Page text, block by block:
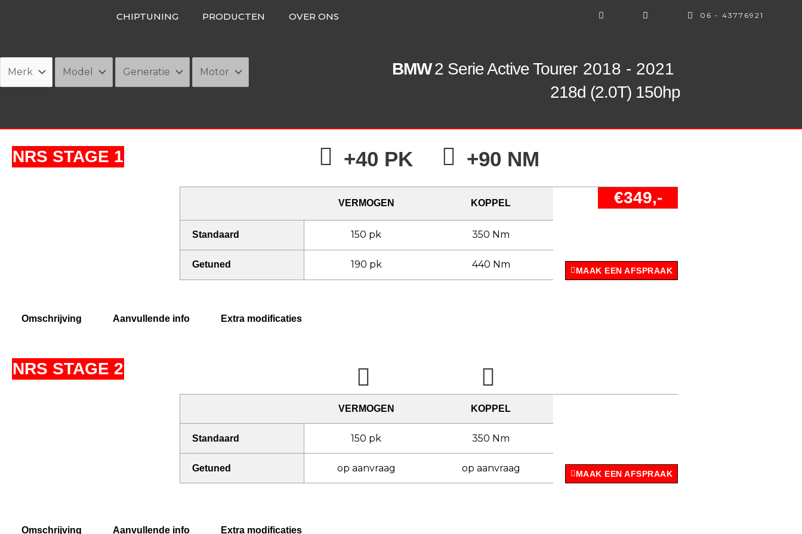
CHIPTUNING PRODUCTEN OVER ONS 06 - 43776921
BMW2 Serie Active Tourer 2018 - 2021
218d (2.0T) 150hp
NRS STAGE 1 +40 PK +90 NM
VERMOGEN KOPPEL €349,-
Standaard 150 pk 350 Nm
Getuned 190 pk 440 Nm
MAAK EEN AFSPRAAK
Omschrijving Aanvullende info Extra modificaties
NRS STAGE 2
VERMOGEN KOPPEL
Standaard 150 pk 350 Nm
Getuned op aanvraag op aanvraag
MAAK EEN AFSPRAAK
Omschrijving Aanvullende info Extra modificaties